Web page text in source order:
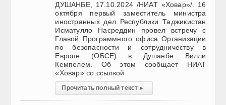
ДУШАНБЕ, 17.10.2024 /НИАТ «Ховар»/. 16
октября первый заместитель министра
иностранных дел Республики Таджикистан
Исматулло Насреддин провел встречу с
Главой Программного офиса Организации
по безопасности и сотрудничеству в
Европе (ОБСЕ) в Душанбе Вилли
Кемпелем. Об этом сообщает НИАТ
«Ховар» со ссылкой
Прочитать полный текст ▸